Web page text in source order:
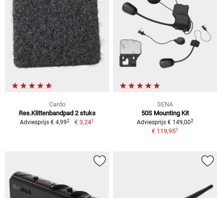
Cardo
Res.Klittenbandpad 2 stuks
Adviesprijs € 4,992 € 3,241
SENA
50S Mounting Kit
Adviesprijs € 149,002
€ 119,951